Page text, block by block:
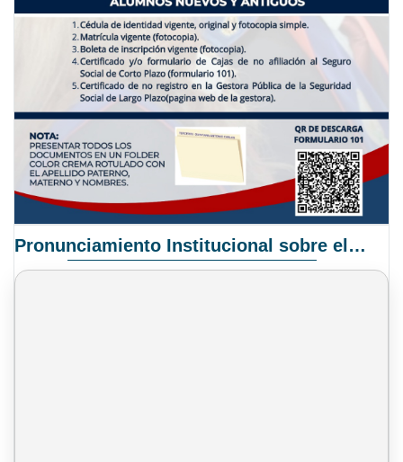
Pronunciamiento Institucional sobre el Proyecto de Ley N° 068/2025-2026 C.S.